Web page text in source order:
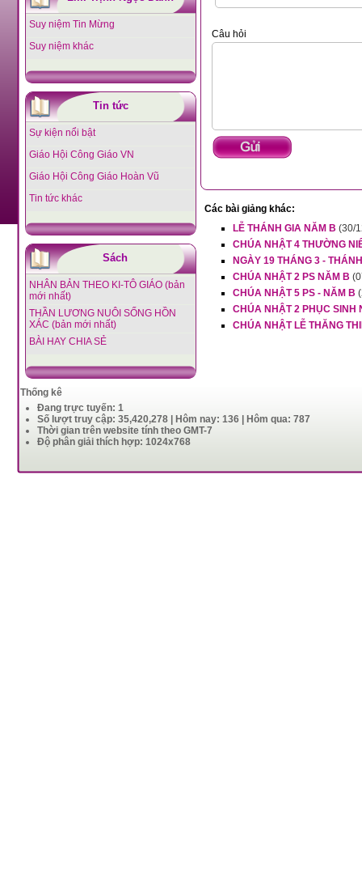
Suy niệm Tin Mừng
Suy niệm khác
Tin tức
Sự kiện nổi bật
Giáo Hội Công Giáo VN
Giáo Hội Công Giáo Hoàn Vũ
Tin tức khác
Sách
NHÂN BẢN THEO KI-TÔ GIÁO (bản
mới nhất)
THẦN LƯƠNG NUÔI SỐNG HỒN
XÁC (bản mới nhất)
BÀI HAY CHIA SẺ
Câu hỏi
Các bài giảng khác:
LỄ THÁNH GIA NĂM B (30/
CHÚA NHẬT 4 THƯỜNG
NGÀY 19 THÁNG 3 -
CHÚA NHẬT 2 PS NĂM B
CHÚA NHẬT 5 PS - NĂM B
CHÚA NHẬT 2 PHỤC SINH
CHÚA NHẬT LỄ THĂNG
Thống kê
Đang trực tuyến: 1
Số lượt truy cập: 35,420,278 | Hôm nay: 136 | Hôm qua: 787
Thời gian trên website tính theo GMT-7
Độ phân giải thích hợp: 1024x768